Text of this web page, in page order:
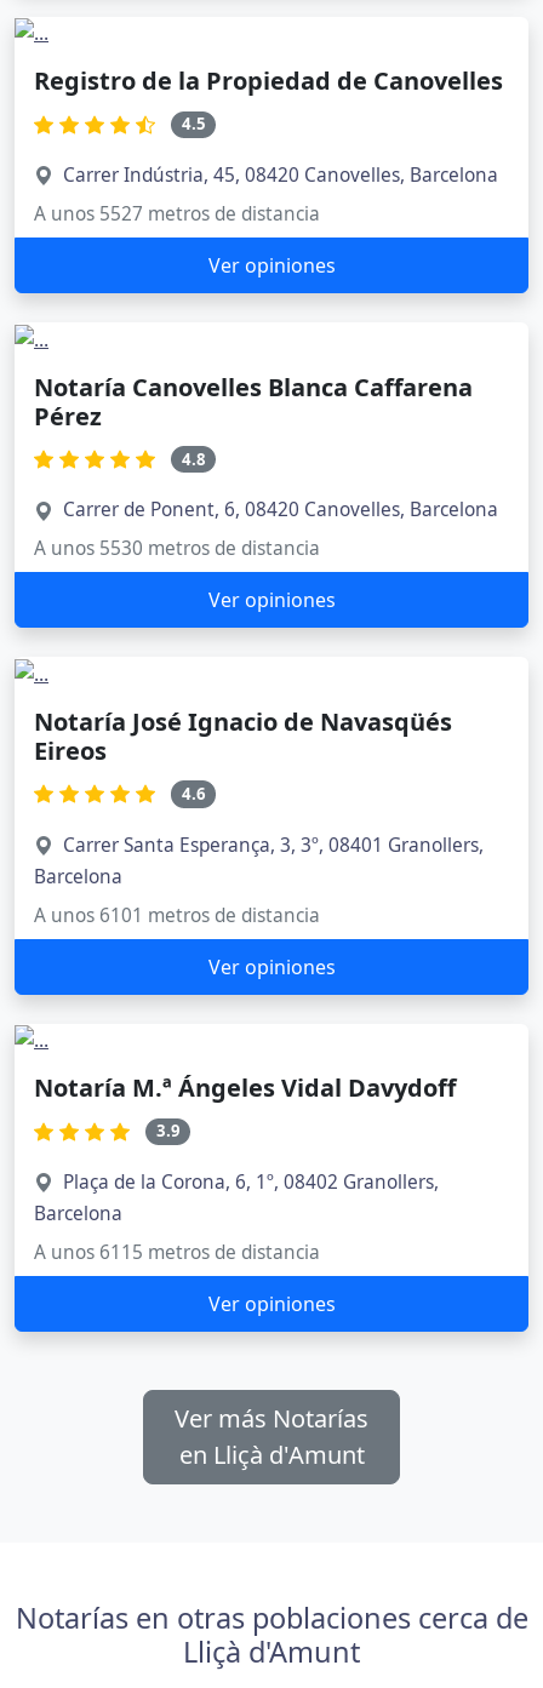
Registro de la Propiedad de Canovelles
4.5
Carrer Indústria, 45, 08420 Canovelles, Barcelona
A unos 5527 metros de distancia
Ver opiniones
Notaría Canovelles Blanca Caffarena
Pérez
4.8
Carrer de Ponent, 6, 08420 Canovelles, Barcelona
A unos 5530 metros de distancia
Ver opiniones
Notaría José Ignacio de Navasqüés
Eireos
4.6
Carrer Santa Esperança, 3, 3º, 08401 Granollers,
Barcelona
A unos 6101 metros de distancia
Ver opiniones
Notaría M.ª Ángeles Vidal Davydoff
3.9
Plaça de la Corona, 6, 1º, 08402 Granollers,
Barcelona
A unos 6115 metros de distancia
Ver opiniones
Ver más Notarías
en Lliçà d'Amunt
Notarías en otras poblaciones cerca de
Lliçà d'Amunt